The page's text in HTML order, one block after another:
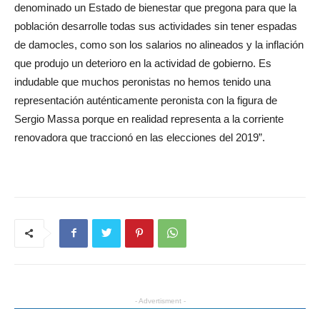
denominado un Estado de bienestar que pregona para que la
población desarrolle todas sus actividades sin tener espadas
de damocles, como son los salarios no alineados y la inflación
que produjo un deterioro en la actividad de gobierno. Es
indudable que muchos peronistas no hemos tenido una
representación auténticamente peronista con la figura de
Sergio Massa porque en realidad representa a la corriente
renovadora que traccionó en las elecciones del 2019”.
- Advertisment -